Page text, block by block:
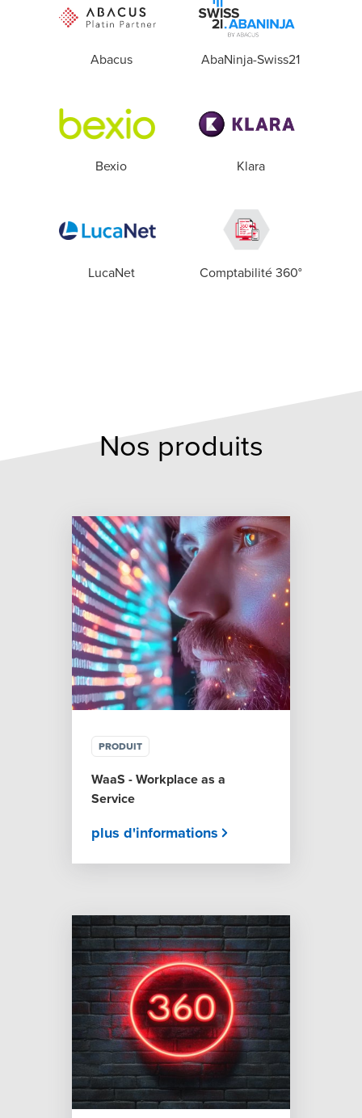
Abacus AbaNinja-Swiss21
Bexio Klara
LucaNet Comptabilité 360°
Nos produits
PRODUIT
WaaS - Workplace as a
Service
plus d'informations